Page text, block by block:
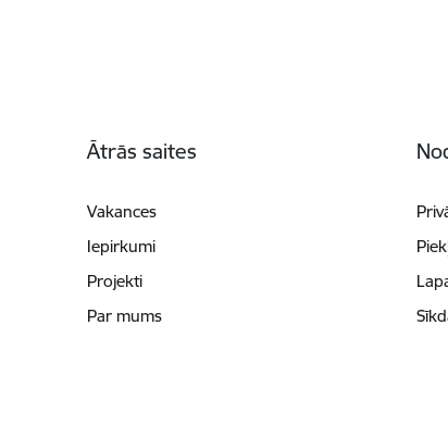
Ātrās saites
Vakances
Iepirkumi
Projekti
Par mums